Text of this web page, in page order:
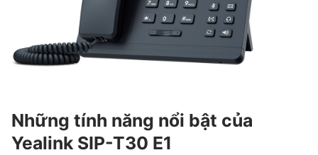
Những tính năng nổi bật của
Yealink SIP-T30 E1